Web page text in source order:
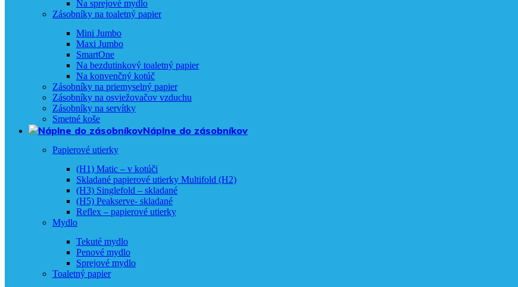
Na sprejové mydlo
Zásobníky na toaletný papier
Mini Jumbo
Maxi Jumbo
SmartOne
Na bezdutinkový toaletný papier
Na konvenčný kotúč
Zásobníky na priemyselný papier
Zásobníky na osviežovačov vzduchu
Zásobníky na servítky
Smetné koše
Náplne do zásobníkov
Papierové utierky
(H1) Matic – v kotúči
Skladané papierové utierky Multifold (H2)
(H3) Singlefold – skladané
(H5) Peakserve- skladané
Reflex – papierové utierky
Mydlo
Tekuté mydlo
Penové mydlo
Sprejové mydlo
Toaletný papier